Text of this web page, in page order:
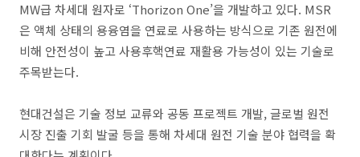
MW급 차세대 원자로 ‘Thorizon One’을 개발하고 있다. MSR
은 액체 상태의 용융염을 연료로 사용하는 방식으로 기존 원전에
비해 안전성이 높고 사용후핵연료 재활용 가능성이 있는 기술로
주목받는다.
현대건설은 기술 정보 교류와 공동 프로젝트 개발, 글로벌 원전
시장 진출 기회 발굴 등을 통해 차세대 원전 기술 분야 협력을 확